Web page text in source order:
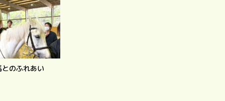
のふれあい